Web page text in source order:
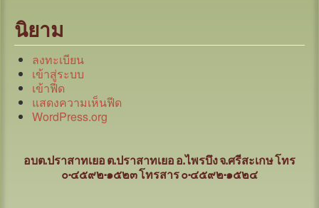
นิยาม
ลงทะเบียน
เข้าสู่ระบบ
เข้าฟีด
แสดงความเห็นฟีด
WordPress.org
อบต.ปราสาทเยอ ต.ปราสาทเยอ อ.ไพรบึง จ.ศรีสะเกษโทร
๐-๔๕๙๒-๑๕๒๓ โทรสาร ๐-๔๕๙๒-๑๕๒๔